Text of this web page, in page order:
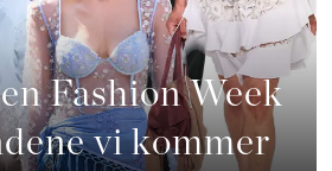
Fashion Week
vi kommer